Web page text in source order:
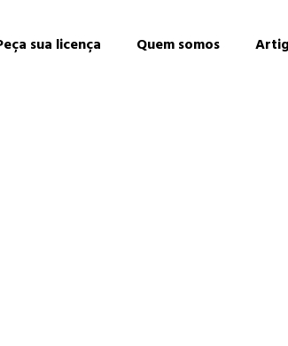
sua licença Quem somos